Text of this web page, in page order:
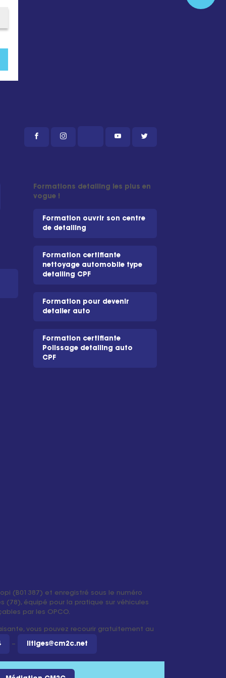
Formations detailing les plus en
vogue !
Formation ouvrir son centre
de detailing
Formation certifiante
nettoyage automobile type
detailing CPF
Formation pour devenir
detailer auto
Formation certifiante
Polissage detailing auto
CPF
(B01387) et enregistré sous le numéro
(78), équipé pour la pratique sur véhicules
par les OPCO.
vous pouvez recourir gratuitement au
– litiges@cm2c.net